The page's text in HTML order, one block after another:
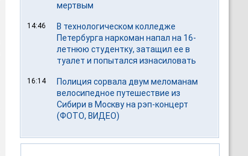
мертвым
14:46
В технологическом колледже
Петербурга наркоман напал на 16-
летнюю студентку, затащил ее в
туалет и попытался изнасиловать
16:14
Полиция сорвала двум меломанам
велосипедное путешествие из
Сибири в Москву на рэп-концерт
(ФОТО, ВИДЕО)